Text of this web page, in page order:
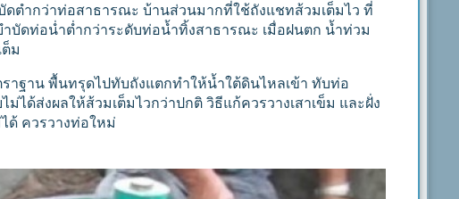
ดตำกว่าท่อสาธารณะ บ้านส่วนมากที่ใช้ถังแชทส้วมเต็มไว ที่
บัดท่อน่ำต่ำกว่าระดับท่อน้ำทิ้งสาธารณะ เมื่อฝนตก น้ำท่วม
ม
ฐาน พื้นทรุดไปทับถังแตกทำให้น้ำใต้ดินไหลเข้า ทับท่อ
ได้ส่งผลให้ส้วมเต็มไวกว่าปกติ วิธีแก้ควรวางเสาเข็ม และฝั่ง
ด้ ควรวางท่อใหม่